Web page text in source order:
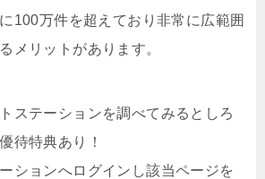
100万件を超えており非常に広範囲
メリットがあります。
ステーションを調べてみるとしろ
待特典あり！
ションへログインし該当ページを